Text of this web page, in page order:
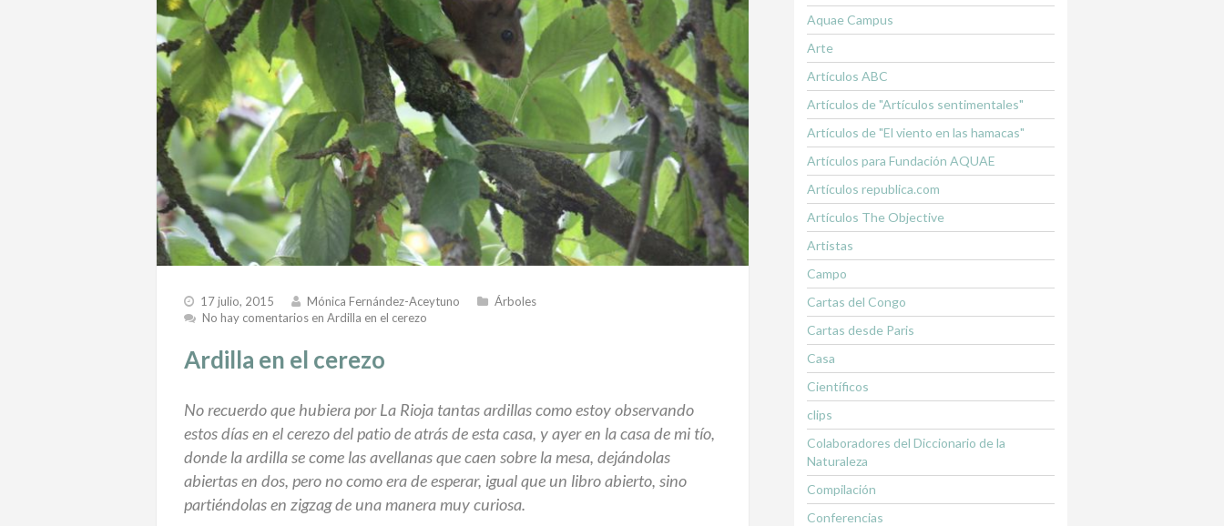
17 julio, 2015 Mónica Fernández-Aceytuno
Árboles
No hay comentarios en Ardilla en el cerezo
Ardilla en el cerezo
No recuerdo que hubiera por La Rioja tantas ardillas como estoy observando
estos días en el cerezo del patio de atrás de esta casa, y ayer en la casa de mi tío,
donde la ardilla se come las avellanas que caen sobre la mesa, dejándolas
abiertas en dos, pero no como era de esperar, igual que un libro abierto, sino
partiéndolas en zigzag de una manera muy curiosa.
Aquae Campus
Arte
Artículos ABC
Artículos de "Artículos sentimentales"
Artículos de "El viento en las hamacas"
Artículos para Fundación AQUAE
Artículos republica.com
Artículos The Objective
Artistas
Campo
Cartas del Congo
Cartas desde Paris
Casa
Científicos
clips
Colaboradores del Diccionario de la
Naturaleza
Compilación
Conferencias